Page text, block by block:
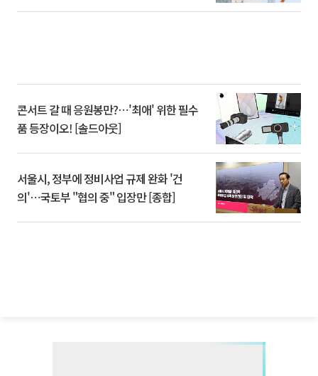
콘서트 갈 때 응원봉만?⋯'최애' 위한 필수
품 등장이오! [솔드아웃]
서울시, 정부에 정비사업 규제 완화 '건
의'⋯국토부 "협의 중" 입장만 [종합]